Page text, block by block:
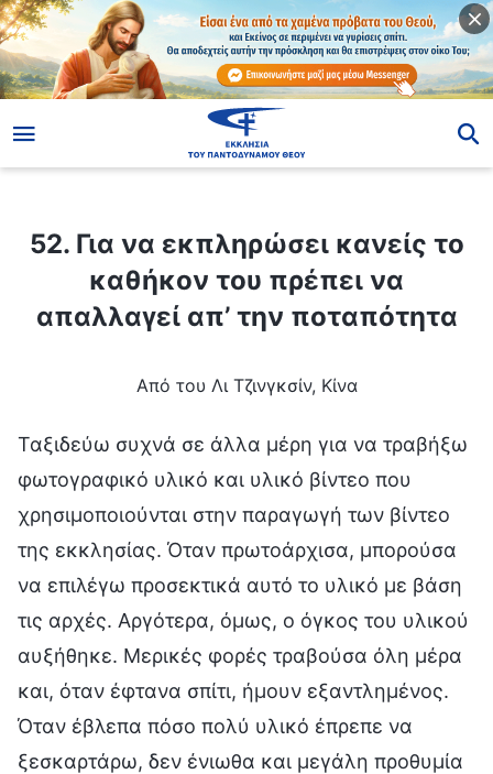
52. Για να εκπληρώσει κανείς το
καθήκον του πρέπει να
απαλλαγεί απ’ την ποταπότητα
Από του Λι Τζινγκσίν, Κίνα
Ταξιδεύω συχνά σε άλλα μέρη για να τραβήξω
φωτογραφικό υλικό και υλικό βίντεο που
χρησιμοποιούνται στην παραγωγή των βίντεο
της εκκλησίας. Όταν πρωτοάρχισα, μπορούσα
να επιλέγω προσεκτικά αυτό το υλικό με βάση
τις αρχές. Αργότερα, όμως, ο όγκος του υλικού
αυξήθηκε. Μερικές φορές τραβούσα όλη μέρα
και, όταν έφτανα σπίτι, ήμουν εξαντλημένος.
Όταν έβλεπα πόσο πολύ υλικό έπρεπε να
ξεσκαρτάρω, δεν ένιωθα και μεγάλη προθυμία